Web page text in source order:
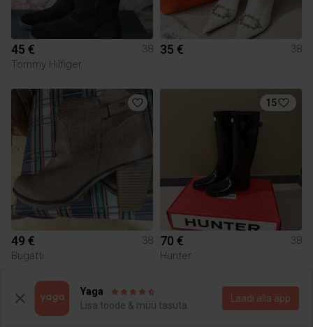
45 €
38
Tommy Hilfiger
35 € 38
49 €
38
Bugatti
15
70 €
38
Hunter
2
Yaga
Lisa toode & müü tasuta
Laadi alla äpp